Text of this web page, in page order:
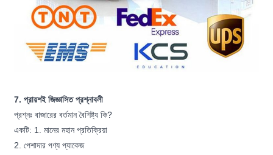
7. প্রায়শই জিজ্ঞাসিত প্রশ্নাবলী
প্রশ্নঃ বাজারের বর্তমান বৈশিষ্ট্য কি?
একটি: 1. মানের মহান প্রতিক্রিয়া
2. পেশাদার পণ্য প্যাকেজ